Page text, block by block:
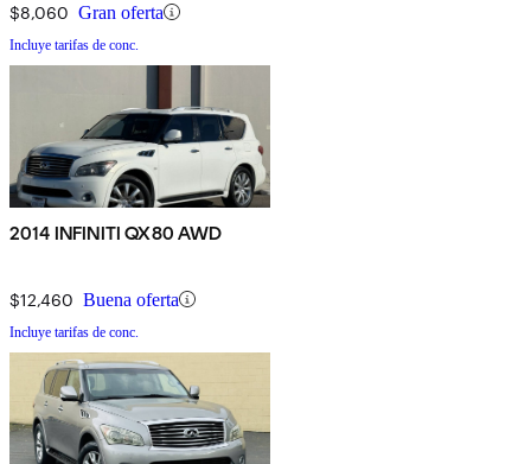
$8,060 Gran oferta
Incluye tarifas de conc.
2014 INFINITI QX80 AWD
$12,460 Buena oferta
Incluye tarifas de conc.